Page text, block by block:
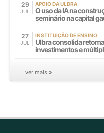
29
JUL
APOIO DA ULBRA
O uso da IA na
seminário na capital
27
JUL
INSTITUIÇÃO DE ENSINO
Ulbra consolida
investimentos e
ver mais »